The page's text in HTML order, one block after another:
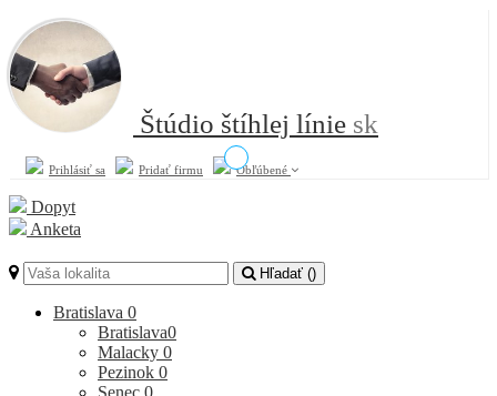
Štúdio štíhlej línie sk
Prihlásiť sa Pridať firmu Obľúbené
Dopyt
Anketa
Hľadať ()
Bratislava 0
Bratislava0
Malacky 0
Pezinok 0
Senec 0